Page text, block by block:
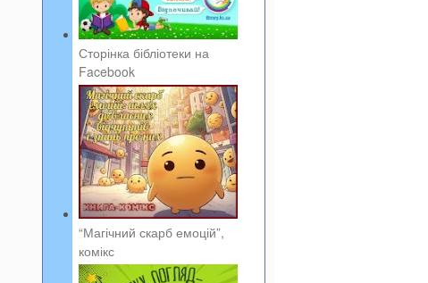
Сторінка бібліотеки на
Facebook
“Магічний скарб емоцій”,
комікс